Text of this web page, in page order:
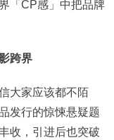
「CP感」中把品牌
跨界
大家应该都不陌
发行的惊悚悬疑题
收，引进后也突破